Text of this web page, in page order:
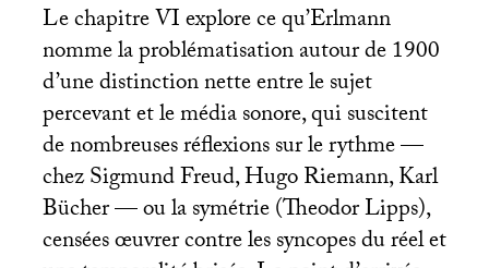
Le chapitreVIexplore ce qu’Erlmann
nomme la problématisation autour de 1900
d’une distinction nette entre le sujet
percevant et le média sonore, qui suscitent
de nombreuses réflexions sur le rythme —
chez Sigmund Freud, Hugo Riemann, Karl
Bücher — ou la symétrie (Theodor Lipps),
censées œuvrer contre les syncopes du réel et